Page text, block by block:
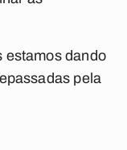
estamos dando
pela